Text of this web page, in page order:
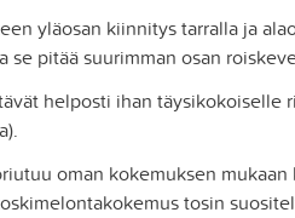
yläosan kiinnitys tarralla ja
se pitää suurimman osan
helposti ihan täysikokoiselle
oman kokemuksen
tosin